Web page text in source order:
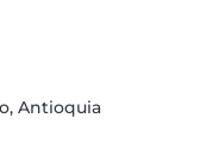
Antioquia